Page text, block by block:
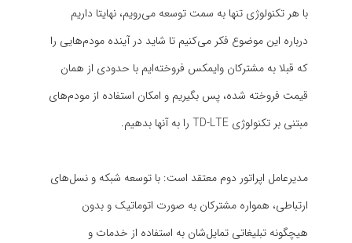
با هر تکنولوژی تنها به سمت توسعه می‌رویم، نهایتا داریم
درباره این موضوع فکر می‌کنیم تا شاید در آینده مودم‌هایی را
که قبلا به مشترکان وایمکس فروخته‌ایم با حدودی از همان
قیمت فروخته شده، پس بگیریم و امکان استفاده از مودم‌های
مبتنی بر تکنولوژی TD-LTE را به آنها بدهیم.
مدیرعامل اپراتور دوم معتقد است: با توسعه شبکه و نسل‌های
ارتباطی، همواره مشترکان به صورت اتوماتیک و بدون
هیچگونه تبلیغاتی تمایل‌شان به استفاده از خدمات و